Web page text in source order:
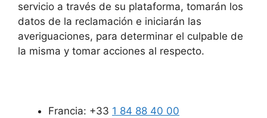
servicio a través de su plataforma, tomarán los
datos de la reclamación e iniciarán las
averiguaciones, para determinar el culpable de
la misma y tomar acciones al respecto.
Francia: +33 1 84 88 40 00